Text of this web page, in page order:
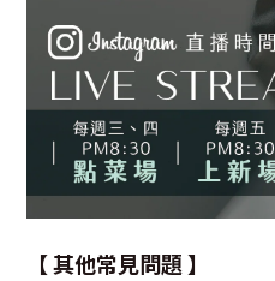
【 其他常見問題 】